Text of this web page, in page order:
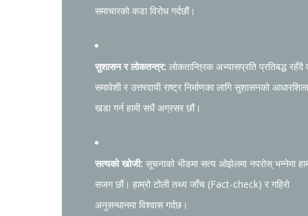
समाचारको कडा विरोध गर्दछौं।
सुशासन र लोकतन्त्र: लोकतान्त्रिक अभ्यासप्रति प्रतिबद्ध रहँदै
समावेशी र उत्तरदायी राष्ट्र निर्माणका लागि सुशासनको आधारशिला
खडा गर्न हामी सधैं अग्रसर छौं।
सत्यको खोजी: सूचनाको भीडमा सत्य ओझेलमा नपरोस् भन्नेमा
सजग छौं। हाम्रो टोली तथ्य जाँच (Fact-check) र गहिरो
अनुसन्धानमा विश्वास गर्दछ।